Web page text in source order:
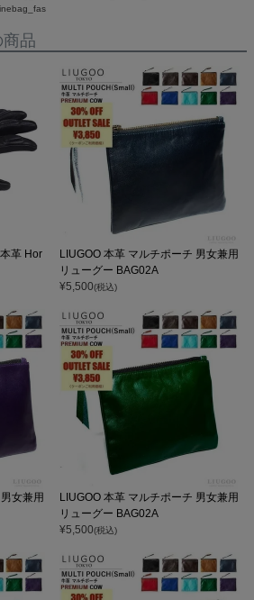
品
革 Hor
LIUGOO 本革 マルチポーチ 男女兼用
リューグー BAG02A
¥5,500(税込)
女兼用
LIUGOO 本革 マルチポーチ 男女兼用
リューグー BAG02A
¥5,500(税込)